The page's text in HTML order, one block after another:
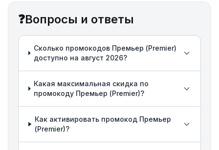
❓Вопросы и ответы
Сколько промокодов Премьер (Premier)
доступно на август 2026?
Какая максимальная скидка по
промокоду Премьер (Premier)?
Как активировать промокод Премьер
(Premier)?